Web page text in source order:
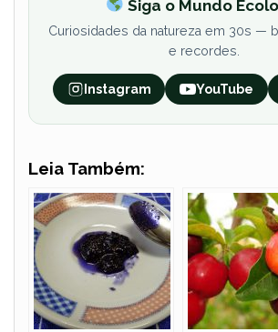
Siga o Mundo
Curiosidades da natureza em 30s —
e recordes.
Instagram YouTube
Leia Também: